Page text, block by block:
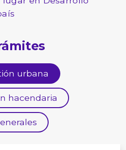
urbana
hacendaria